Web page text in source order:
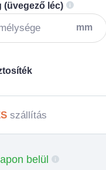
(üvegező léc)
mm
szállítás
belül